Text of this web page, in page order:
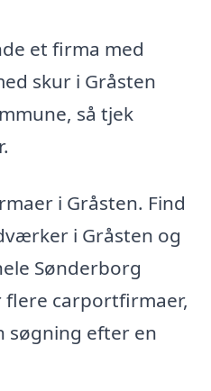
et firma med
skur i Gråsten
så tjek
i Gråsten. Find
i Gråsten og
Sønderborg
carportfirmaer,
søgning efter en